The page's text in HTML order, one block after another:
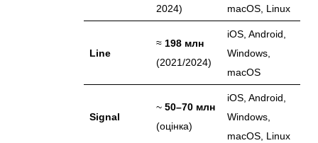
2024)
macOS, Linux
Line
≈198 млн
(2021/2024)
iOS, Android,
Windows,
macOS
Signal
~50–70 млн
(оцінка)
iOS, Android,
Windows,
macOS, Linux